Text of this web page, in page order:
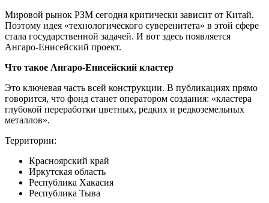
Мировой рынок РЗМ сегодня критически зависит от Китай.
Поэтому идея «технологического суверенитета» в этой сфере
стала государственной задачей. И вот здесь появляется
Ангаро-Енисейский проект.
Что такое Ангаро-Енисейский кластер
Это ключевая часть всей конструкции. В публикациях прямо
говорится, что фонд станет оператором создания: «кластера
глубокой переработки цветных, редких и редкоземельных
металлов».
Территории:
Красноярский край
Иркутская область
Республика Хакасия
Республика Тыва